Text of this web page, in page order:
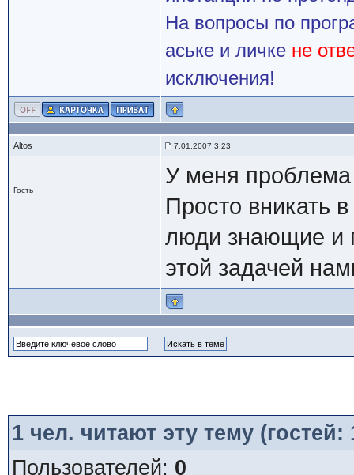
На вопросы по
аське и личке не
исключения!
Altos 7.01.2007 3:23
Гость
У меня
Просто вникать
люди знающие и
этой задачей
1чел. читают эту тему
Пользователей: 0